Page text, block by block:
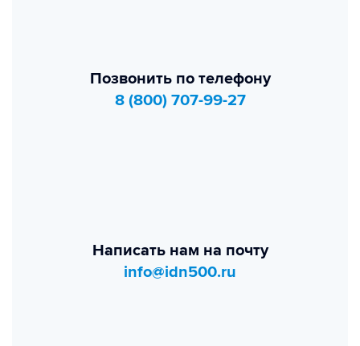
Позвонить по телефону
8 (800) 707-99-27
Написать нам на почту
info@idn500.ru